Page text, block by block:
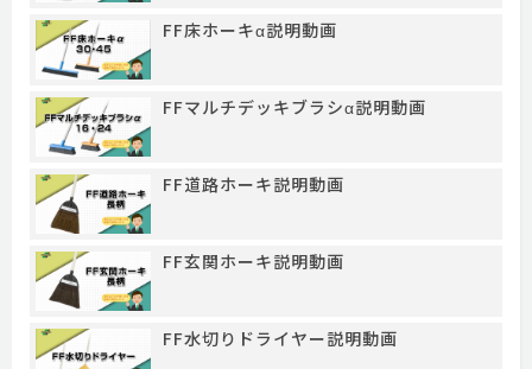
FF床ホーキα説明動画
FFマルチデッキブラシα説明動画
FF道路ホーキ説明動画
FF玄関ホーキ説明動画
FF水切りドライヤー説明動画